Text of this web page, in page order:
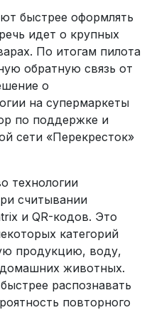
быстрее оформлять
идет о крупных
По итогам пилота
обратную связь от
о
на супермаркеты
по поддержке и
сети «Перекресток»
технологии
считывании
и QR-кодов. Это
категорий
продукцию, воду,
животных.
распознавать
повторного